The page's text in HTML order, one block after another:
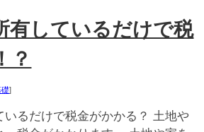
有しているだけで税
？
礎]
いるだけで税金がかかる？ 土地や